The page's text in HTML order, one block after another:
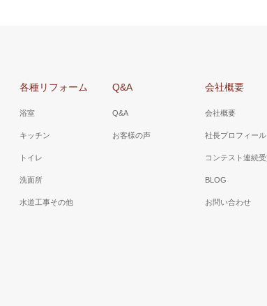
各種リフォーム
浴室
キッチン
トイレ
洗面所
水道工事その他
Q&A
Q&A
お客様の声
会社概要
会社概要
社長プロフィール
コンテスト連続
BLOG
お問い合わせ